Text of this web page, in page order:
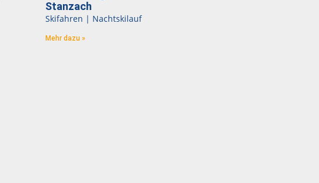
Stanzach
Skifahren | Nachtskilauf
Mehr dazu »